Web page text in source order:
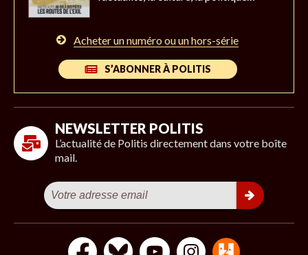
Acheter un numéro ou un hors-série
S’ABONNER À POLITIS
NEWSLETTER POLITIS
L’actualité de Politis directement dans votre boîte
mail.